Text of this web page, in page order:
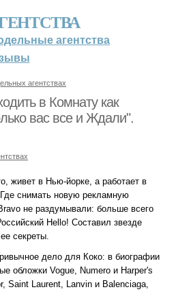
агентства
агентствах
в Комнату как
вас все и Ждали".
живет в Нью-йорке, а работает в
снимать новую рекламную
не раздумывали: больше всего
Hello! Составил звезде
секреты.
дело для Коко: в биографии
обложки Vogue, Numero и Harper's
Saint Laurent, Lanvin и Balenciaga,